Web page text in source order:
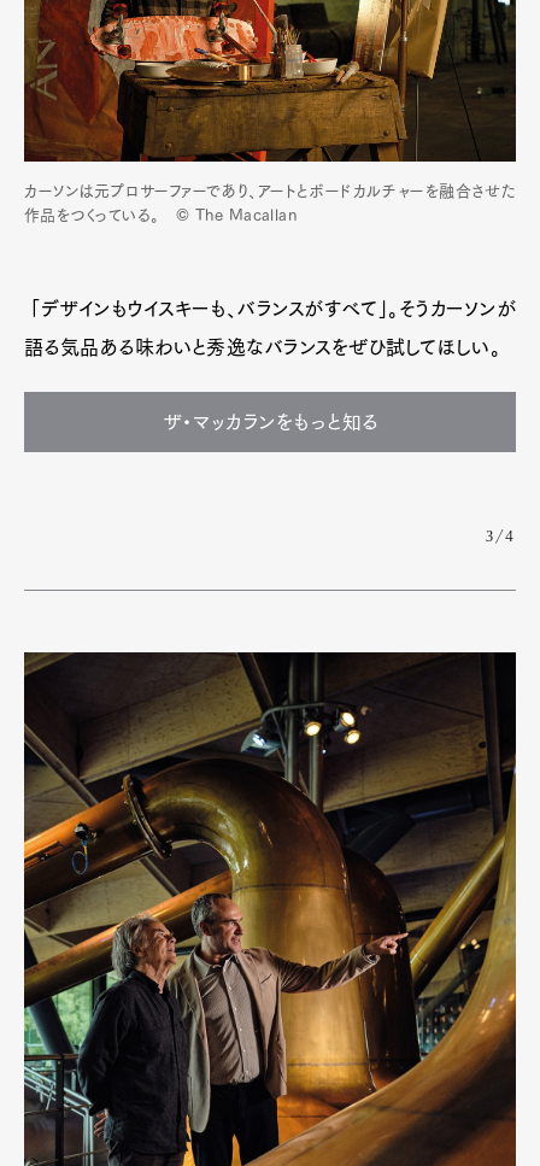
カーソンは元プロサーファーであり、アートとボードカルチャーを融合させた
作品をつくっている。 © The Macallan
「デザインもウイスキーも、バランスがすべて」。そうカーソンが
語る気品ある味わいと秀逸なバランスをぜひ試してほしい。
ザ・マッカランをもっと知る
3/4